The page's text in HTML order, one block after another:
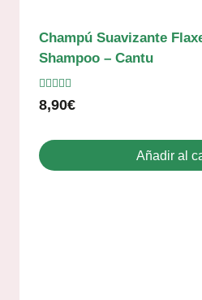
Champú Suavizante
Shampoo – Cantu
Valorado
con
8,90€
Añadir al